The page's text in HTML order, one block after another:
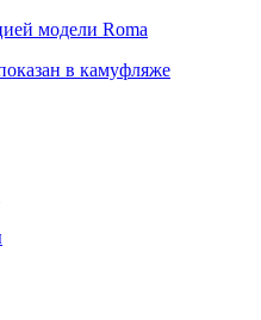
модели Roma
в камуфляже